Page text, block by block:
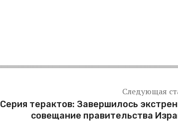
Следующая
Серия терактов: Завершилось
совещание правительства